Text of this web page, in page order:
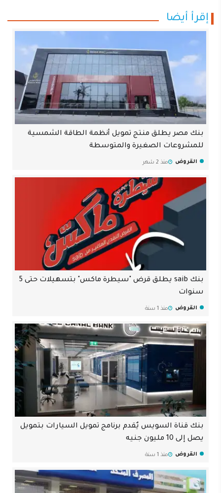
إقرأ أيضا
بنك مصر يطلق منتج تمويل أنظمة الطاقة الشمسية
للمشروعات الصغيرة والمتوسطة
القروض منذ 2 شهر
بنك saib يطلق قرض "سيطرة ماكس" بتسهيلات حتى 5
سنوات
القروض منذ 1 سنة
بنك قناة السويس يٌقدم برنامج تمويل السيارات بتمويل
يصل إلى 10 مليون جنيه
القروض منذ 1 سنة